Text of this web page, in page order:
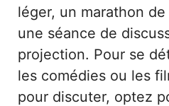
léger, un marathon
une séance de
projection. Pour se
les comédies ou les
pour discuter, optez